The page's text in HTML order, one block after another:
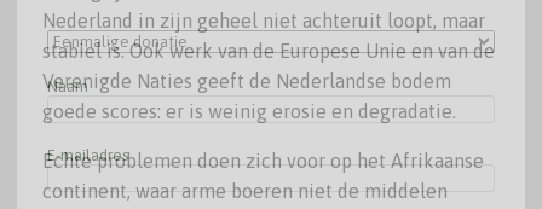
Nederland in zijn geheel niet achteruit loopt, maar
stabiel is. Ook werk van de Europese Unie en van de
Verenigde Naties geeft de Nederlandse bodem
goede scores: er is weinig erosie en degradatie.
Echte problemen doen zich voor op het Afrikaanse
continent, waar arme boeren niet de middelen
Naam
E-mailadres